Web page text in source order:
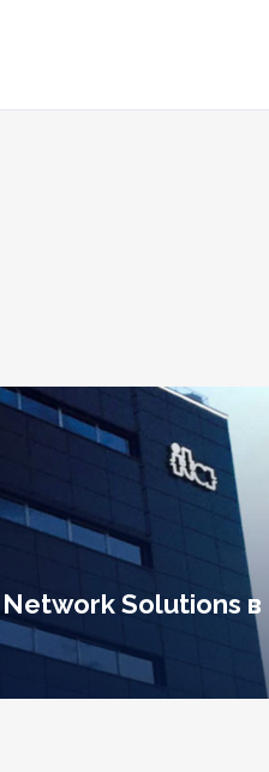
Solutions в